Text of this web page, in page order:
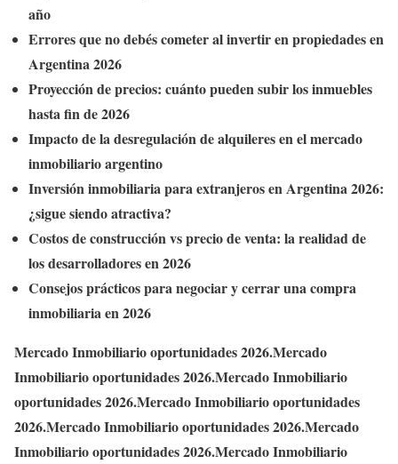
año
Errores que no debés cometer al invertir en propiedades en
Argentina 2026
Proyección de precios: cuánto pueden subir los inmuebles
hasta fin de 2026
Impacto de la desregulación de alquileres en el mercado
inmobiliario argentino
Inversión inmobiliaria para extranjeros en Argentina 2026:
¿sigue siendo atractiva?
Costos de construcción vs precio de venta: la realidad de
los desarrolladores en 2026
Consejos prácticos para negociar y cerrar una compra
inmobiliaria en 2026
Mercado Inmobiliario oportunidades 2026.Mercado
Inmobiliario oportunidades 2026.Mercado Inmobiliario
oportunidades 2026.Mercado Inmobiliario oportunidades
2026.Mercado Inmobiliario oportunidades 2026.Mercado
Inmobiliario oportunidades 2026.Mercado Inmobiliario